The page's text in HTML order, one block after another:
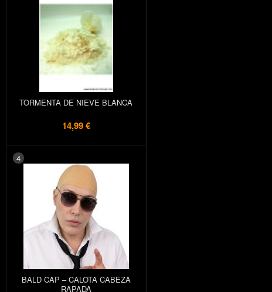
TORMENTA DE NIEVE BLANCA
14,99 €
4
BALD CAP – CALOTA CABEZA
RAPADA